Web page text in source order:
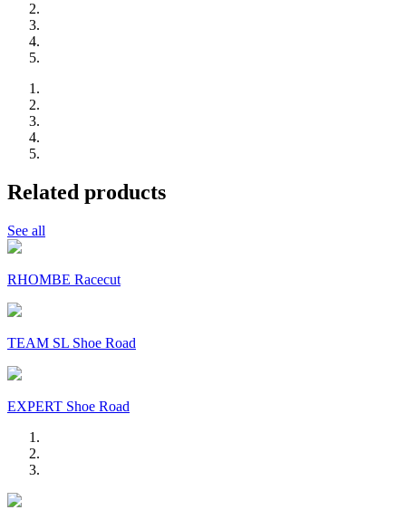
Related products
See all
RHOMBE Racecut
TEAM SL Shoe Road
EXPERT Shoe Road